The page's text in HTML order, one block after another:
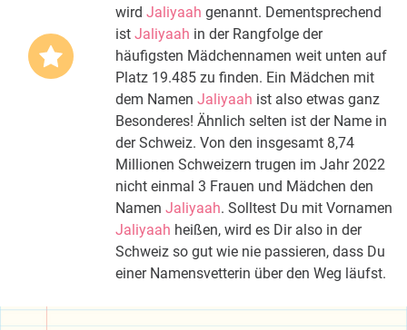
wird Jaliyaah genannt. Dementsprechend
ist Jaliyaah in der Rangfolge der
häufigsten Mädchennamen weit unten auf
Platz 19.485 zu finden. Ein Mädchen mit
dem Namen Jaliyaah ist also etwas ganz
Besonderes! Ähnlich selten ist der Name in
der Schweiz. Von den insgesamt 8,74
Millionen Schweizern trugen im Jahr 2022
nicht einmal 3 Frauen und Mädchen den
Namen Jaliyaah. Solltest Du mit Vornamen
Jaliyaah heißen, wird es Dir also in der
Schweiz so gut wie nie passieren, dass Du
einer Namensvetterin über den Weg läufst.